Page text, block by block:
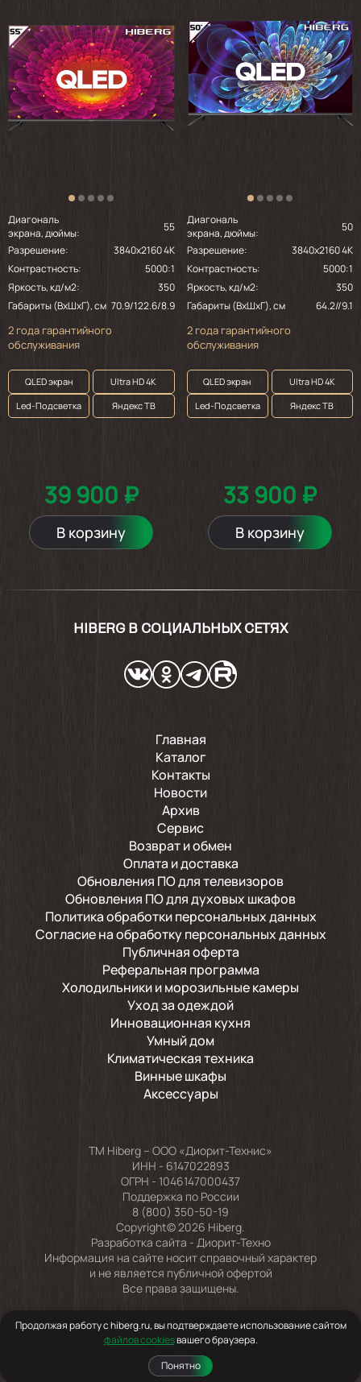
Диагональ
экрана, дюймы:
55
Разрешение:
3840x2160 4K
Контрастность:
5000:1
Яркость, кд/м2:
350
Габариты (ВхШхГ), см 70.9/122.6/8.9
2 года гарантийного
обслуживания
QLED экран
Ultra HD 4K
Led-Подсветка
Яндекс ТВ
39 900 ₽
В корзину
Диагональ
экрана, дюймы:
50
Разрешение:
3840x2160 4K
Контрастность:
5000:1
Яркость, кд/м2:
350
Габариты (ВхШхГ), см
64.2//9.1
2 года гарантийного
обслуживания
QLED экран
Ultra HD 4K
Led-Подсветка
Яндекс ТВ
33 900 ₽
В корзину
HIBERG В СОЦИАЛЬНЫХ СЕТЯХ
Главная
Каталог
Контакты
Новости
Архив
Сервис
Возврат и обмен
Оплата и доставка
Обновления ПО для телевизоров
Обновления ПО для духовых шкафов
Политика обработки персональных данных
Согласие на обработку персональных данных
Публичная оферта
Реферальная программа
Холодильники и морозильные камеры
Уход за одеждой
Инновационная кухня
Умный дом
Климатическая техника
Винные шкафы
Аксессуары
TM Hiberg – ООО «Диорит-Технис»
ИНН - 6147022893
ОГРН - 1046147000437
Поддержка по России
8 (800) 350-50-19
Copyright© 2026 Hiberg.
Разработка сайта - Диорит-Техно
Информация на сайте носит справочный характер
и не является публичной офертой
Все права защищены.
Продолжая работу с hiberg.ru, вы подтверждаете использование сайтом
файлов cookiesвашего браузера.
Понятно